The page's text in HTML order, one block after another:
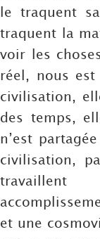
le traquent
traquent la
voir les
réel, nous
civilisation,
des temps,
n’est
civilisation,
et une